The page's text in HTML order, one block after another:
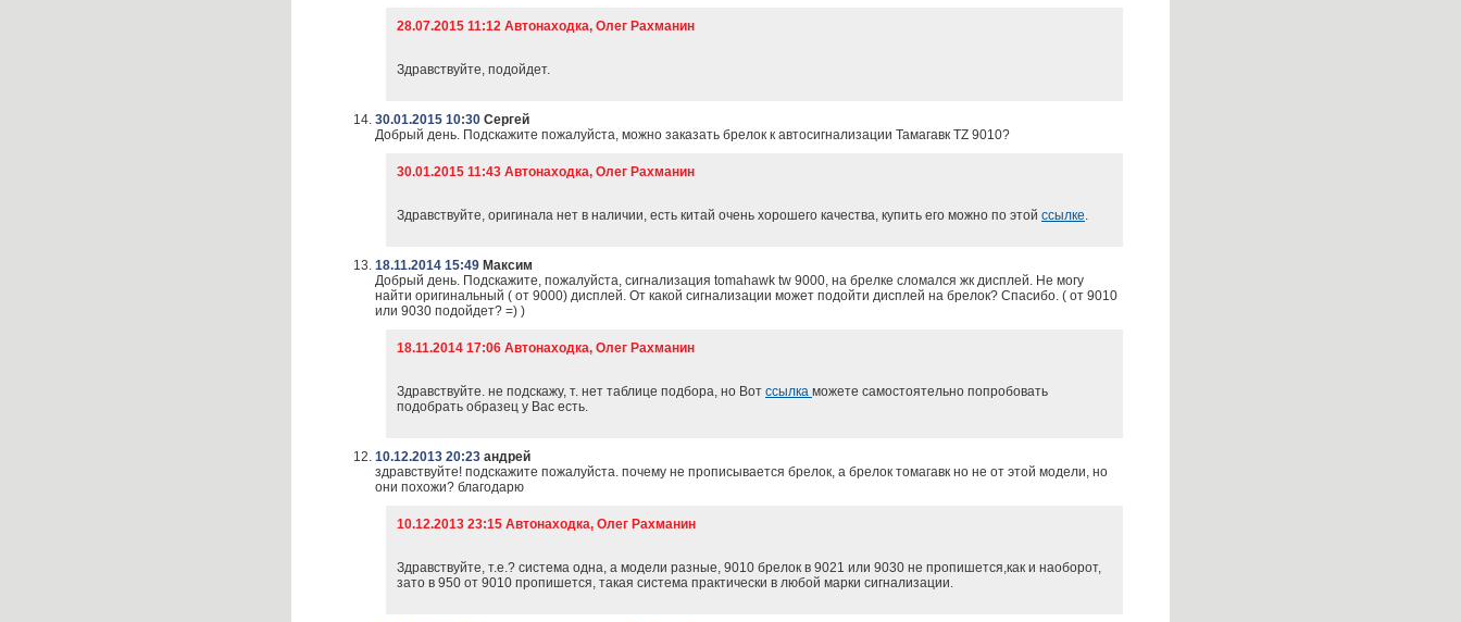
28.07.2015 11:12 Автонаходка, Олег Рахманин
Здравствуйте, подойдет.
30.01.2015 10:30 Сергей
Добрый день. Подскажите пожалуйста, можно заказать брелок к автосигнализации Тамагавк TZ 9010?
30.01.2015 11:43 Автонаходка, Олег Рахманин
Здравствуйте, оригинала нет в наличии, есть китай очень хорошего качества, купить его можно по этой ссылке.
18.11.2014 15:49 Максим
Добрый день. Подскажите, пожалуйста, сигнализация tomahawk tw 9000, на брелке сломался жк дисплей. Не могу
найти оригинальный ( от 9000) дисплей. От какой сигнализации может подойти дисплей на брелок? Спасибо. ( от 9010
или 9030 подойдет? =) )
18.11.2014 17:06 Автонаходка, Олег Рахманин
Здравствуйте. не подскажу, т. нет таблице подбора, но Вот ссылка можете самостоятельно попробовать
подобрать образец у Вас есть.
10.12.2013 20:23 андрей
здравствуйте! подскажите пожалуйста. почему не прописывается брелок, а брелок томагавк но не от этой модели, но
они похожи? благодарю
10.12.2013 23:15 Автонаходка, Олег Рахманин
Здравствуйте, т.е.? система одна, а модели разные, 9010 брелок в 9021 или 9030 не пропишется,как и наоборот,
зато в 950 от 9010 пропишется, такая система практически в любой марки сигнализации.